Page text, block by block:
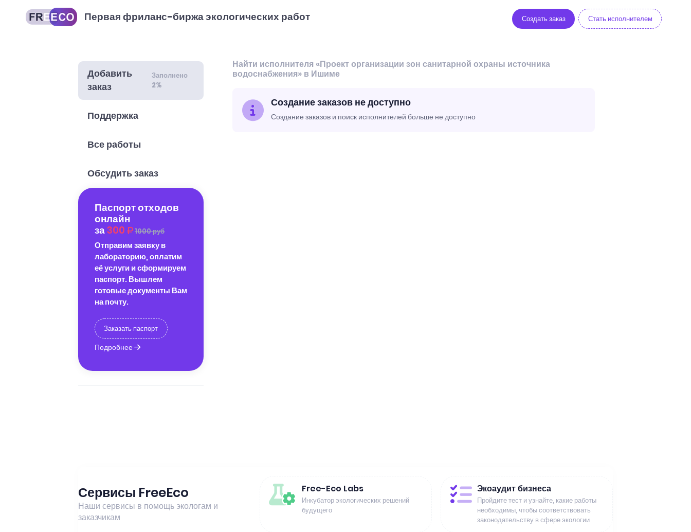
Первая фриланс-биржа экологических работ Создать заказ Стать исполнителем
Добавить
заказ
Заполнено
2%
Поддержка
Все работы
Обсудить заказ
Паспорт отходов
онлайн
за300 1000 руб
Отправим заявку в
лабораторию, оплатим
её услуги и сформируем
паспорт. Вышлем
готовые документы Вам
на почту.
Заказать паспорт
Подробнее
Найти исполнителя «Проект организации зон санитарной охраны источника
водоснабжения» в Ишиме
Создание заказов не доступно
Создание заказов и поиск исполнителей больше не доступно
Сервисы FreeEco
Наши сервисы в помощь экологам и
заказчикам
Free-Eco Labs
Инкубатор экологических решений
будущего
Экоаудит бизнеса
Пройдите тест и узнайте, какие работы
необходимы, чтобы соответствовать
законодательству в сфере экологии